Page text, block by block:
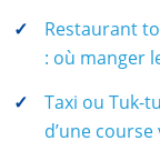
Restaurant
: où manger
Taxi ou Tuk-
d’une